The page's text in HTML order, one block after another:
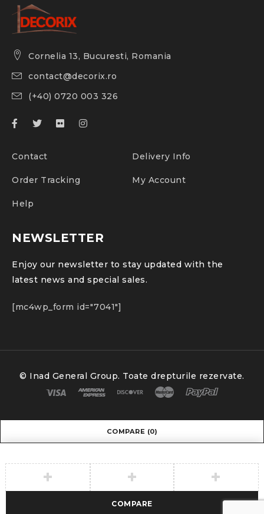
Cornelia 13, Bucuresti, Romania
contact@decorix.ro
(+40) 0720 003 326
Contact Delivery Info
Order Tracking My Account
Help
NEWSLETTER
Enjoy our newsletter to stay updated with the
latest news and special sales.
[mc4wp_form id="7041"]
© Inad General Group. Toate drepturile rezervate.
COMPARE (0)
COMPARE